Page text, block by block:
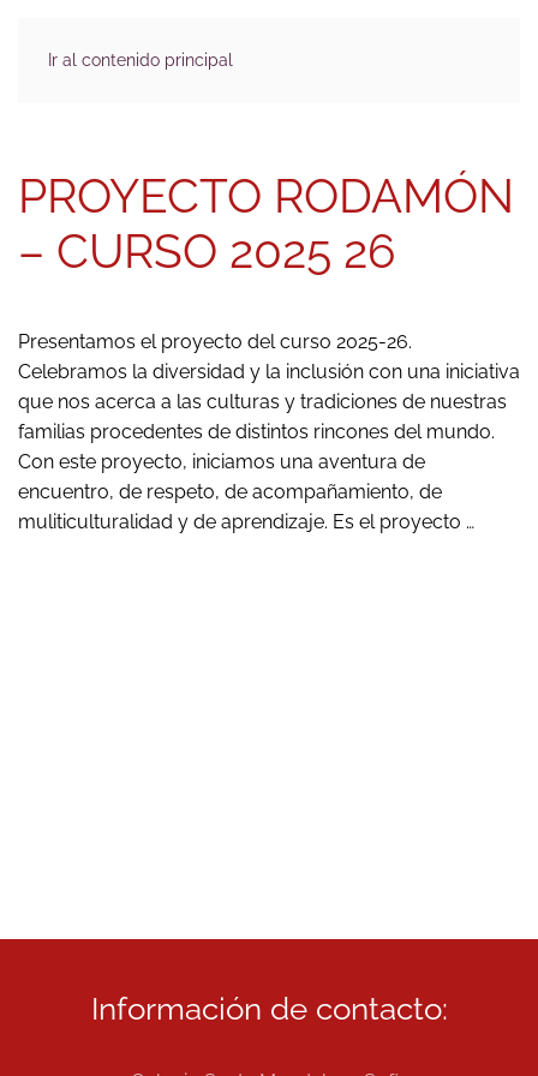
Ir al contenido principal
PROYECTO RODAMÓN
– CURSO 2025 26
Presentamos el proyecto del curso 2025-26.
Celebramos la diversidad y la inclusión con una iniciativa
que nos acerca a las culturas y tradiciones de nuestras
familias procedentes de distintos rincones del mundo.
Con este proyecto, iniciamos una aventura de
encuentro, de respeto, de acompañamiento, de
muliticulturalidad y de aprendizaje. Es el proyecto …
Información de contacto: